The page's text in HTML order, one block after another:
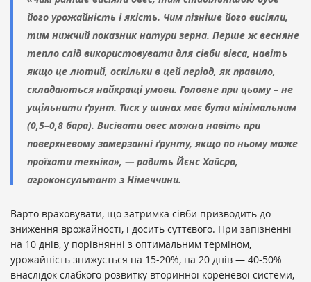
його урожайність і якість. Чим пізніше його висіяли,
тим нижчий показник натури зерна. Перше ж весняне
тепло слід використовувати для сівби вівса, навіть
якщо це лютий, оскільки в цей період, як правило,
складаються найкращі умови. Головне при цьому – не
ущільнити ґрунт. Тиск у шинах має бути мінімальним
(0,5–0,8 бара). Висівати овес можна навіть при
поверхневому замерзанні ґрунту, якщо по ньому може
проїхати техніка», — радить Йєнс Хайсра,
агроконсультант з Німеччини.
Варто враховувати, що затримка сівби призводить до
зниження врожайності, і досить суттєвого. При запізненні
на 10 днів, у порівнянні з оптимальним терміном,
урожайність знижується на 15-20%, на 20 днів — 40-50%
внаслідок слабкого розвитку вторинної кореневої системи,